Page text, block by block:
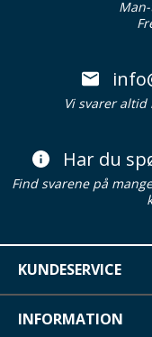
Vi svarer
Har du
Find svarene på
KUNDESERVICE
INFORMATION